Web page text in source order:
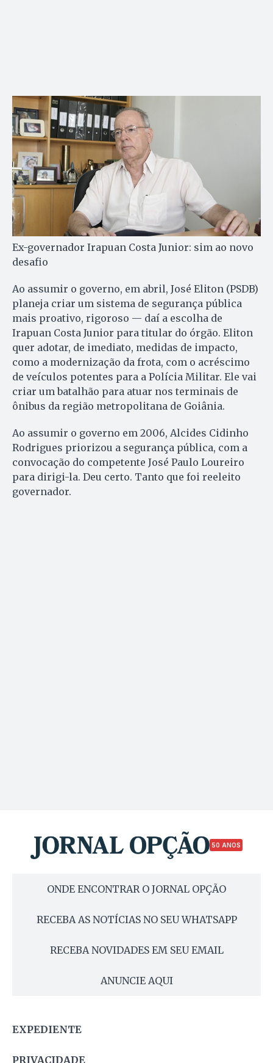
Ex-governador Irapuan Costa Junior: sim ao novo
desafio
Ao assumir o governo, em abril, José Eliton (PSDB)
planeja criar um sistema de segurança pública
mais proativo, rigoroso — daí a escolha de
Irapuan Costa Junior para titular do órgão. Eliton
quer adotar, de imediato, medidas de impacto,
como a modernização da frota, com o acréscimo
de veículos potentes para a Polícia Militar. Ele vai
criar um batalhão para atuar nos terminais de
ônibus da região metropolitana de Goiânia.
Ao assumir o governo em 2006, Alcides Cidinho
Rodrigues priorizou a segurança pública, com a
convocação do competente José Paulo Loureiro
para dirigi-la. Deu certo. Tanto que foi reeleito
governador.
50 ANOS
ONDE ENCONTRAR O JORNAL OPÇÃO
RECEBA AS NOTÍCIAS NO SEU WHATSAPP
RECEBA NOVIDADES EM SEU EMAIL
ANUNCIE AQUI
EXPEDIENTE
PRIVACIDADE